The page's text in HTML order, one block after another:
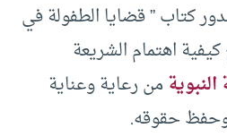
كتاب ” قضايا الطفولة في
اهتمام الشريعة
من رعاية وعناية
حقوقه.